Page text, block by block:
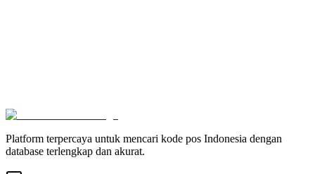
Platform terpercaya untuk mencari kode pos Indonesia dengan
database terlengkap dan akurat.